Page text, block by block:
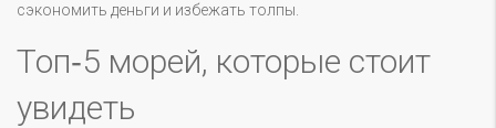
сэкономить деньги и избежать толпы.
Топ‑5 морей, которые стоит
увидеть